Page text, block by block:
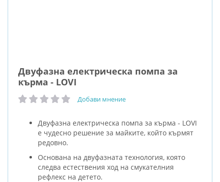
Двуфазна електрическа помпа за
кърма - LOVI
рейтинг: Добави мнение
Двуфазна електрическа помпа за кърма - LOVI
e чудесно решение за майките, който кърмят
редовно.
Основана на двуфазната технология, която
следва естествения ход на смукателния
рефлекс на детето.